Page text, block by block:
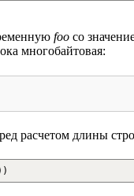
foo со
многобайтовая:
расчетом длины
)